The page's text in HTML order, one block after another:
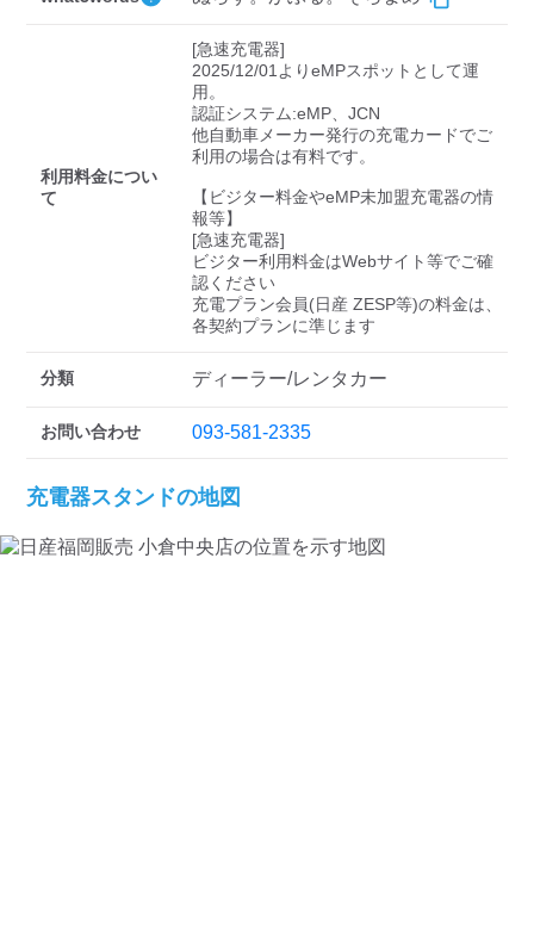
検索する
利用料金につい
て
[急速充電器]
2025/12/01よりeMPスポットとして運
用。
認証システム:eMP、JCN
他自動車メーカー発行の充電カードでご
利用の場合は有料です。
【ビジター料金やeMP未加盟充電器の情
報等】
[急速充電器]
ビジター利用料金はWebサイト等でご確
認ください
充電プラン会員(日産 ZESP等)の料金は、
各契約プランに準じます
分類 ディーラー/レンタカー
お問い合わせ 093-581-2335
充電器スタンドの地図